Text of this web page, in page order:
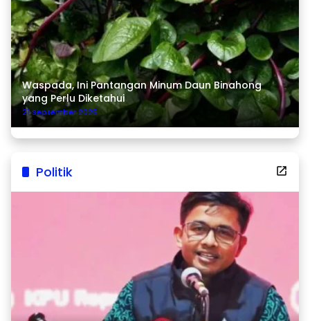
Waspada, Ini Pantangan Minum Daun Binahong
yang Perlu Diketahui
21 September 2025
Politik